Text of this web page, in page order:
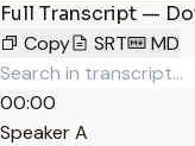
Full Transcript —
Copy
SRT MD
00:00
Speaker A